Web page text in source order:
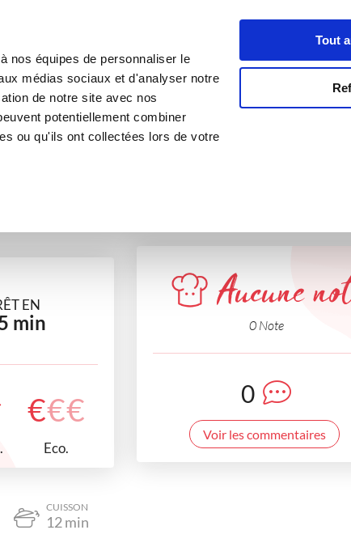
nos équipes de personnaliser le
médias sociaux et d'analyser notre
de notre site avec nos
potentiellement combiner
ou qu'ils ont collectées lors de votre
Tout
Se
gourmands
EN
min
€€€
Eco.
Aucune
0 Note
0
Voir les commentaires
CUISSON
12min